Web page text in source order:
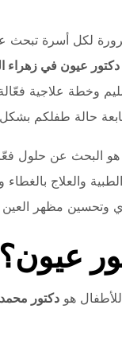
لكل أسرة تبحث
دكتور عيون في زهراء
وخطة علاجية فعّالة
حالة طفلكم
هو البحث عن حلول
والعلاج
وتحسين مظهر
عيون؟
هو دكتور